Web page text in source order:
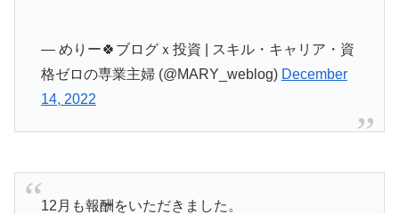
— めりー🍀ブログｘ投資 | スキル・キャリア・資
格ゼロの専業主婦 (@MARY_weblog) December
14, 2022
12月も報酬をいただきました。